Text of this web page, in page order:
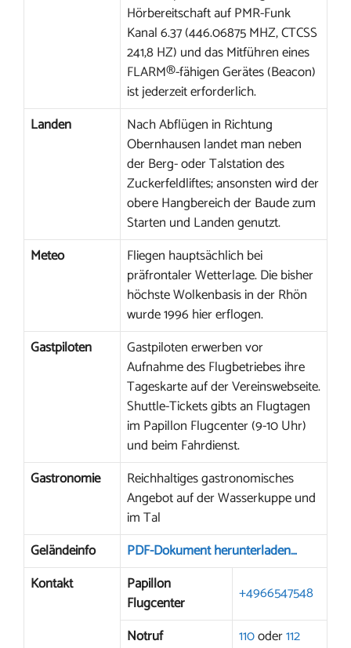
Hörbereitschaft auf PMR-Funk
Kanal 6.37 (446.06875 MHZ, CTCSS
241,8 HZ) und das Mitführen eines
FLARM®-fähigen Gerätes (Beacon)
ist jederzeit erforderlich.
Landen
Nach Abflügen in Richtung
Obernhausen landet man neben
der Berg- oder Talstation des
Zuckerfeldliftes; ansonsten wird der
obere Hangbereich der Baude zum
Starten und Landen genutzt.
Meteo
Fliegen hauptsächlich bei
präfrontaler Wetterlage. Die bisher
höchste Wolkenbasis in der Rhön
wurde 1996 hier erflogen.
Gastpiloten
Gastpiloten erwerben vor
Aufnahme des Flugbetriebes ihre
Tageskarte auf der Vereinswebseite.
Shuttle-Tickets gibts an Flugtagen
im Papillon Flugcenter (9-10 Uhr)
und beim Fahrdienst.
Gastronomie
Reichhaltiges gastronomisches
Angebot auf der Wasserkuppe und
im Tal
Geländeinfo
PDF-Dokument herunterladen…
Kontakt
Papillon
Flugcenter
+4966547548
Notruf
110oder112